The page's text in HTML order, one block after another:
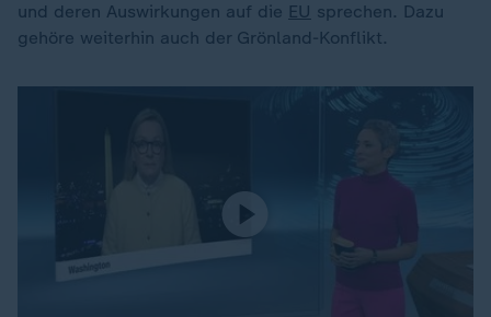
und deren Auswirkungen auf die EU sprechen. Dazu
gehöre weiterhin auch der Grönland-Konflikt.